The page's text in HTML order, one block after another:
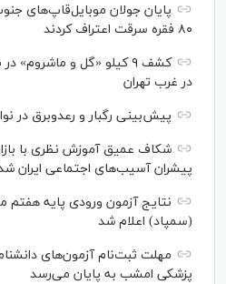
۸۰ فقره سرقت اعتراف کردند
کشف ۹ کیلو «گل و ماشروم»
در غرب تهران
پیش‌بینی رگبار و رعدوبرق در
شکاف عمیق آموزش نظری با
پیشران آسیب‌های اجتماعی ایران
نتایج آزمون ورودی پایه
(سمپاد) اعلام شد
مهلت ثبت‌نام آزمون‌های
پزشکی امشب به پایان می‌رسد